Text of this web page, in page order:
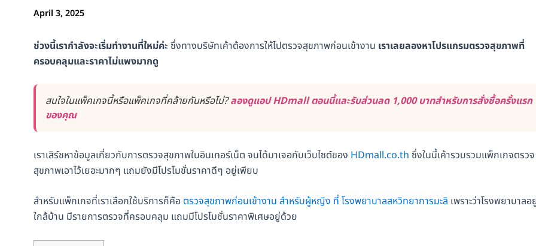
April 3, 2025
ช่วงนี้เรากำลังจะเริ่มทำงานที่ใหม่ค่ะ ซึ่งทางบริษัทเค้าต้องการให้ไปตรวจสุขภาพก่อนเข้างาน เราเลยลองหาโปรแกรมตรวจสุขภาพที่
ครอบคลุมและราคาไม่แพงมากดู
สนใจในแพ็คเกจนี้หรือแพ็คเกจที่คล้ายกันหรือไม่?ลองดูแอป HDmall ตอนนี้และรับส่วนลด 1,000 บาทสำหรับการสั่งซื้อครั้งแรก
ของคุณ
เราเสิร์ชหาข้อมูลเกี่ยวกับการตรวจสุขภาพในอินเทอร์เน็ต จนได้มาเจอกับเว็บไซต์ของ HDmall.co.th ซึ่งในนี้เค้ารวบรวมแพ็กเกจตรวจ
สุขภาพเอาไว้เยอะมากๆ แถมยังมีโปรโมชั่นราคาดีๆ อยู่เพียบ
สำหรับแพ็กเกจที่เราเลือกใช้บริการก็คือ ตรวจสุขภาพก่อนเข้างาน สำหรับผู้หญิง ที่ โรงพยาบาลสหวิทยาการมะลิ เพราะว่าโรงพยาบาลอ
ใกล้บ้าน มีรายการตรวจที่ครอบคลุม แถมมีโปรโมชั่นราคาพิเศษอยู่ด้วย